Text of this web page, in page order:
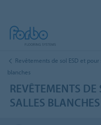
Revêtements de sol ESD et pour
blanches
REVÊTEMENTS DE
SALLES BLANCHES